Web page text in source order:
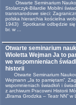
Otwarte Seminarium
Stolarczyk-Bilardie Mobilni
transnarodowe sieci:
polska hierarchia kościelna
1943) Spotkanie odbędzie się
br. w ...
Otwarte seminarium
Wioletta Wejman Ja to
we wspomnieniach
historii
Otwarte Seminarium
Wejmann „Ja to pamiętam”.
wspomnieniach świadkiń i
z archiwum Pracowni Historii
„Brama Grodzka – Teatr NN” w